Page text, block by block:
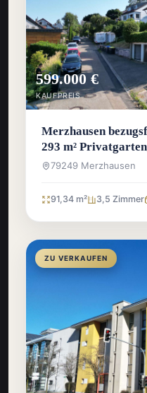
599.000 €
KAUFPREIS
Merzhausen
293 m²
Ausbaureserve
79249 Merzhausen
91,34 m² 3,5 Zimmer
ZU VERKAUFEN